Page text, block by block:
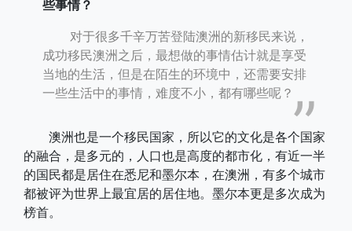
些事情？
对于很多千辛万苦登陆澳洲的新移民来说，
成功移民澳洲之后，最想做的事情估计就是享受
当地的生活，但是在陌生的环境中，还需要安排
一些生活中的事情，难度不小，都有哪些呢？
澳洲也是一个移民国家，所以它的文化是各个国家
的融合，是多元的，人口也是高度的都市化，有近一半
的国民都是居住在悉尼和墨尔本，在澳洲，有多个城市
都被评为世界上最宜居的居住地。墨尔本更是多次成为
榜首。